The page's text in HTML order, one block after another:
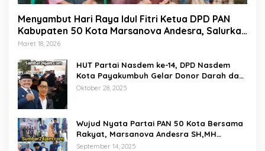
Menyambut Hari Raya Idul Fitri Ketua DPD PAN
Kabupaten 50 Kota Marsanova Andesra, Salurkan
Empat Ton Bantuan Beras Untuk Masyarakat
Maret 18, 2026
HUT Partai Nasdem ke-14, DPD Nasdem
Kota Payakumbuh Gelar Donor Darah dan
Pemeriksaan Kesehatan Gratis
Oktober 28, 2025
Wujud Nyata Partai PAN 50 Kota Bersama
Rakyat, Marsanova Andesra SH,MH
Salurkan 600 Karung Beras Untuk
September 14, 2025